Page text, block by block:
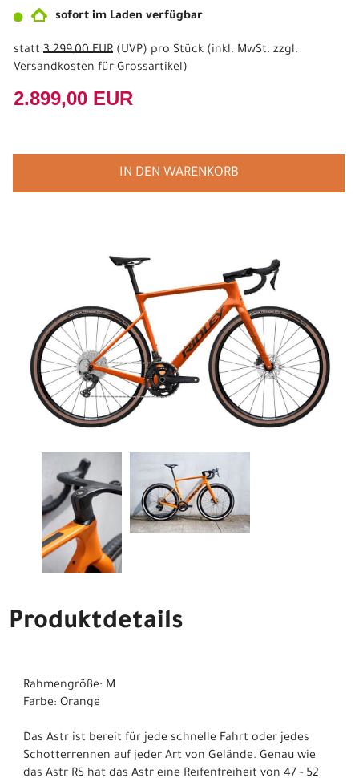
sofort im Laden verfügbar
statt 3.299,00 EUR (UVP) pro Stück (inkl. MwSt. zzgl.
Versandkosten für Grossartikel)
2.899,00 EUR
IN DEN WARENKORB
Produktdetails
Rahmengröße: M
Farbe: Orange
Das Astr ist bereit für jede schnelle Fahrt oder jedes
Schotterrennen auf jeder Art von Gelände. Genau wie
das Astr RS hat das Astr eine Reifenfreiheit von 47 - 52